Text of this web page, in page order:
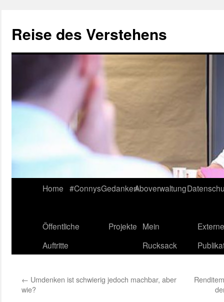
Reise des Verstehens
content
Home #ConnysGedankenAboverwaltung
Öffentliche
Auftritte
Projekte Mein
Rucksack
Externe
← Umdenken ist schwierig jedoch machbar, aber
wie?